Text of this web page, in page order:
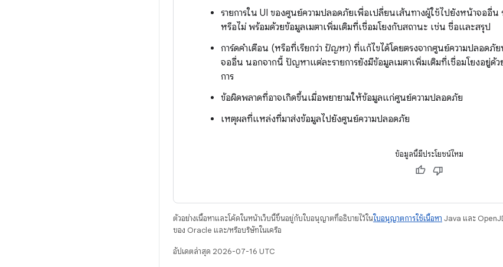
รายการใน UI ของศูนย์ความปลอดภัยเพื่อเปลี่ยนเส้นทางผู้ใช้ไปยังหน้าจออื่น
หรือไม่ พร้อมด้วยข้อมูลเมตาเพิ่มเติมที่เชื่อมโยงกับสถานะ เช่น ชื่อและสรุป
การ์ดคำเตือน (หรือที่เรียกว่า ปัญหา) ที่แก้ไขได้โดยตรงจากศูนย์ความปลอดภั
จออื่น นอกจากนี้ ปัญหาแต่ละรายการยังมีข้อมูลเมตาเพิ่มเติมที่เชื่อมโยงอยู่ด้
การ
ข้อผิดพลาดที่อาจเกิดขึ้นเมื่อพยายามให้ข้อมูลแก่ศูนย์ความปลอดภัย
เหตุผลที่แหล่งที่มาส่งข้อมูลไปยังศูนย์ความปลอดภัย
ข้อมูลนี้มีประโยชน์ไหม
ตัวอย่างเนื้อหาและโค้ดในหน้าเว็บนี้ขึ้นอยู่กับใบอนุญาตที่อธิบายไว้ในใบอนุญาตการใช้เนื้อหา Java และ
ของ Oracle และ/หรือบริษัทในเครือ
อัปเดตล่าสุด 2026-07-16 UTC